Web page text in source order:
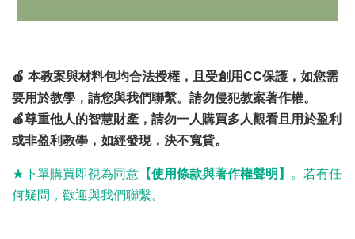
🍎 本教案與材料包均合法授權，且受創用CC保護，如您需
要用於教學，請您與我們聯繫。請勿侵犯教案著作權。
🍎尊重他人的智慧財產，請勿一人購買多人觀看且用於盈利
或非盈利教學，如經發現，決不寬貸。
★下單購買即視為同意 【使用條款與著作權聲明】 。若有任
何疑問，歡迎與我們聯繫。